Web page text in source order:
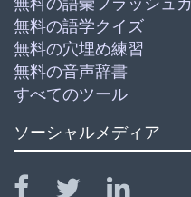
無料の語学クイズ
無料の穴埋め練習
無料の音声辞書
すべてのツール
ソーシャルメディア